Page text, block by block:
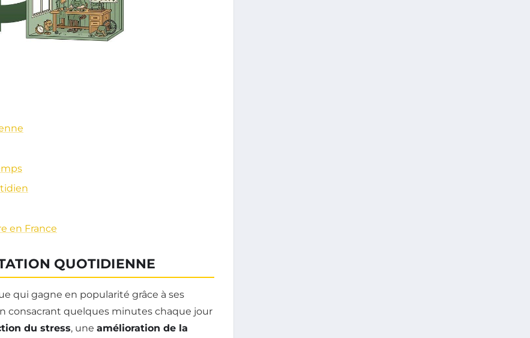
en France
QUOTIDIENNE
qui gagne en popularité grâce à ses
consacrant quelques minutes chaque jour
du stress, une amélioration de la